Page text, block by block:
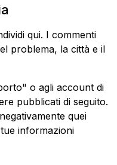
qui. I commenti
problema, la città e il
o agli account di
pubblicati di seguito.
quei
informazioni